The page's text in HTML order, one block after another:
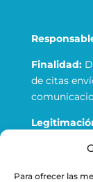
Para ofrecer las
Finalidad:
de citas